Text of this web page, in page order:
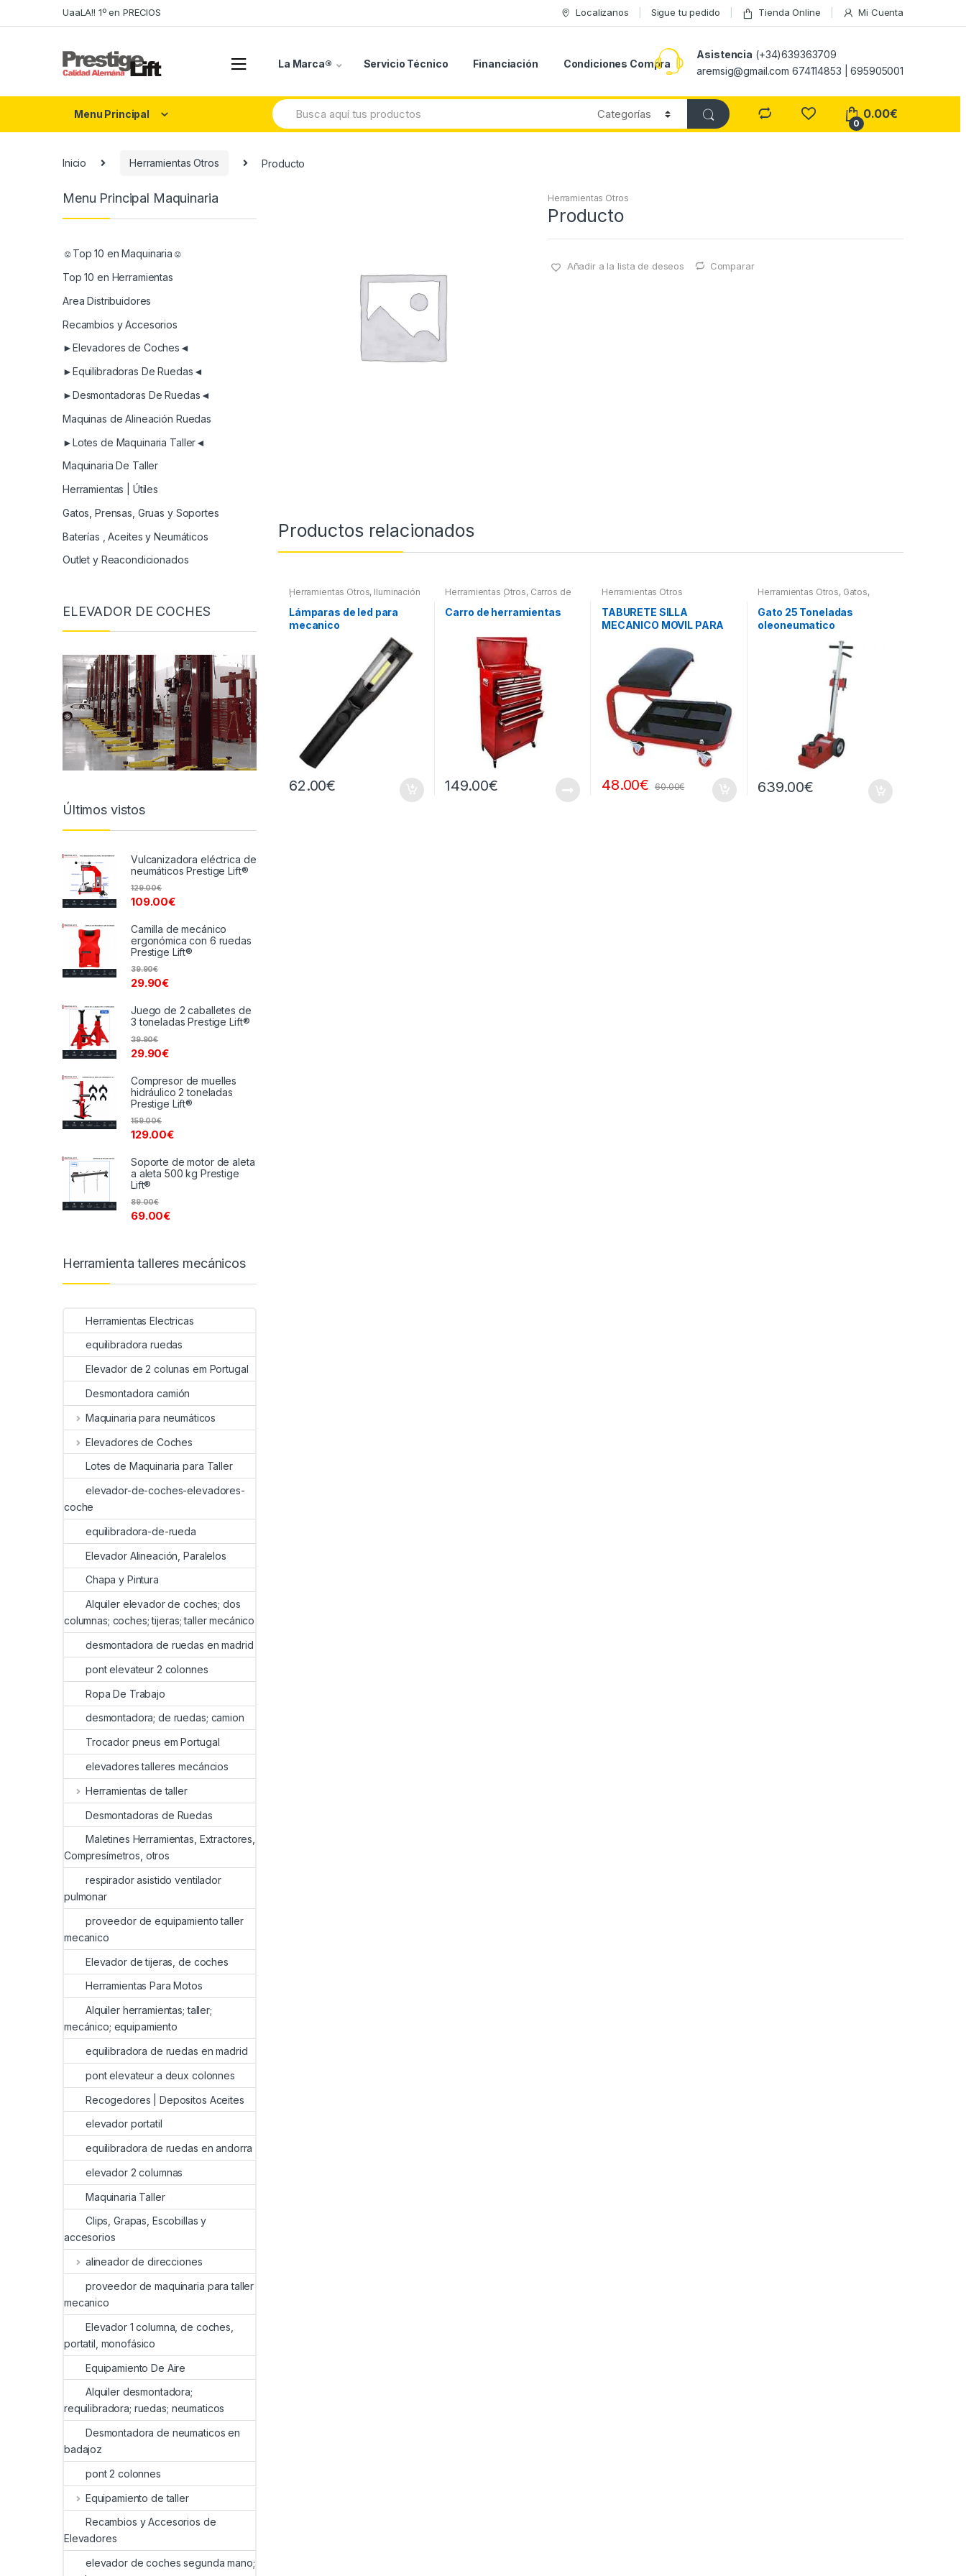
to
to
UaaLA!! 1º en PRECIOS Localizanos Sigue tu pedido Tienda Online Mi Cuenta
La Marca® Servicio Técnico Financiación Condiciones Compra
Asistencia (+34)639363709
aremsig@gmail.com 674114853 | 695905001
Menu Principal
Search
for:
0
0.00€
Inicio Herramientas Otros Producto
Herramientas Otros
Producto
Añadir a la lista de deseos Comparar
Productos relacionados
Herramientas Otros, Iluminación
| Linternas Led
Lámparas de led para
mecanico
62.00€
Herramientas Otros, Carros de
Herramientas | Bancos
Carro de herramientas
149.00€
Herramientas Otros
TABURETE SILLA
MECANICO MOVIL PARA
48.00€ 60.00€
Herramientas Otros, Gatos,
Gato 25 Toneladas
oleoneumatico
639.00€
Menu Principal Maquinaria
☺Top 10 en Maquinaria☺
Top 10 en Herramientas
Area Distribuidores
Recambios y Accesorios
►Elevadores de Coches◄
►Equilibradoras De Ruedas◄
►Desmontadoras De Ruedas◄
Maquinas de Alineación Ruedas
►Lotes de Maquinaria Taller◄
Maquinaria De Taller
Herramientas | Útiles
Gatos, Prensas, Gruas y Soportes
Baterías , Aceites y Neumáticos
Outlet y Reacondicionados
ELEVADOR DE COCHES
Últimos vistos
Vulcanizadora eléctrica de
neumáticos Prestige Lift®
109.00€
129.00€
Camilla de mecánico
ergonómica con 6 ruedas
Prestige Lift®
29.90€
39.90€
Juego de 2 caballetes de
3 toneladas Prestige Lift®
29.90€
39.90€
Compresor de muelles
hidráulico 2 toneladas
Prestige Lift®
129.00€
159.00€
Soporte de motor de aleta
a aleta 500 kg Prestige
Lift®
69.00€
89.00€
Herramienta talleres mecánicos
Herramientas Electricas
equilibradora ruedas
Elevador de 2 colunas em Portugal
Desmontadora camión
Maquinaria para neumáticos
Elevadores de Coches
Lotes de Maquinaria para Taller
elevador-de-coches-elevadores-
coche
equilibradora-de-rueda
Elevador Alineación, Paralelos
Chapa y Pintura
Alquiler elevador de coches; dos
columnas; coches; tijeras; taller mecánico
desmontadora de ruedas en madrid
pont elevateur 2 colonnes
Ropa De Trabajo
desmontadora; de ruedas; camion
Trocador pneus em Portugal
elevadores talleres mecáncios
Herramientas de taller
Desmontadoras de Ruedas
Maletines Herramientas, Extractores,
Compresímetros, otros
respirador asistido ventilador
pulmonar
proveedor de equipamiento taller
mecanico
Elevador de tijeras, de coches
Herramientas Para Motos
Alquiler herramientas; taller;
mecánico; equipamiento
equilibradora de ruedas en madrid
pont elevateur a deux colonnes
Recogedores | Depositos Aceites
elevador portatil
equilibradora de ruedas en andorra
elevador 2 columnas
Maquinaria Taller
Clips, Grapas, Escobillas y
accesorios
alineador de direcciones
proveedor de maquinaria para taller
mecanico
Elevador 1 columna, de coches,
portatil, monofásico
Equipamiento De Aire
Alquiler desmontadora;
requilibradora; ruedas; neumaticos
Desmontadora de neumaticos en
badajoz
pont 2 colonnes
Equipamiento de taller
Recambios y Accesorios de
Elevadores
elevador de coches segunda mano;